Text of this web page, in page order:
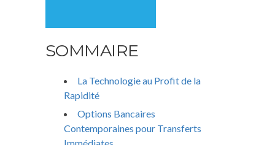
SOMMAIRE
La Technologie au Profit de la
Rapidité
Options Bancaires
Contemporaines pour Transferts